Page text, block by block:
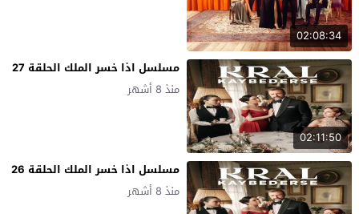
02:08:34
02:11:50
مسلسل اذا خسر الملك الحلقة 27
منذ 8 أشهر
مسلسل اذا خسر الملك الحلقة 26
منذ 8 أشهر